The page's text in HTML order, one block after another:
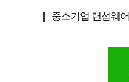
중소기업 랜섬웨